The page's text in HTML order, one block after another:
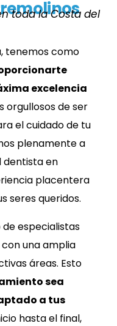
toda la Costa del
tenemos como
excelencia
orgullosos de ser
el cuidado de tu
plenamente a
dentista en
placentera
seres queridos.
especialistas
una amplia
áreas. Esto
sea
a tus
hasta el final,